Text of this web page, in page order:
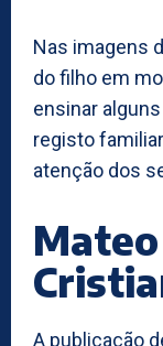
Nas imagens
do filho em
ensinar
registo
atenção dos
A publicação